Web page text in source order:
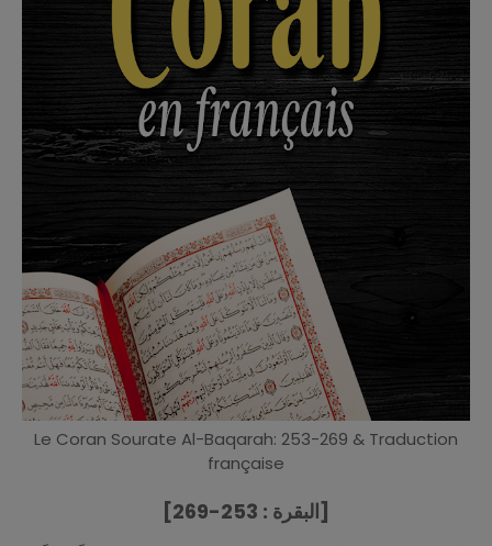
Le Coran Sourate Al-Baqarah: 253-269 & Traduction
française
[البقرة : 253-269]